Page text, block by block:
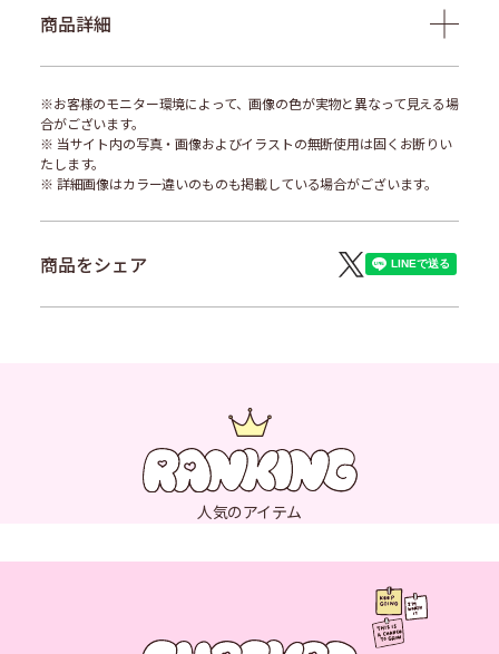
商品詳細
※お客様のモニター環境によって、画像の色が実物と異なって見える場
合がございます。
※ 当サイト内の写真・画像およびイラストの無断使用は固くお断りい
たします。
※ 詳細画像はカラー違いのものも掲載している場合がございます。
商品をシェア
人気のアイテム